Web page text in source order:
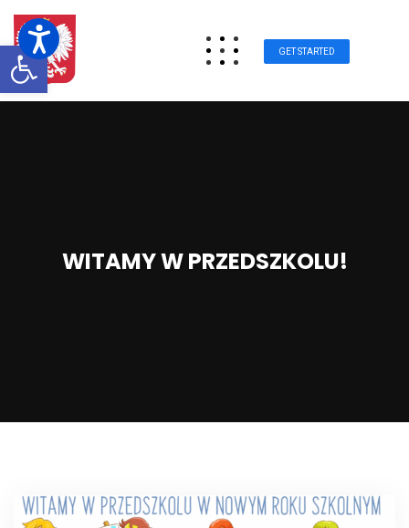
Otwórz pasek narzędziGET STARTED
WITAMY W PRZEDSZKOLU!